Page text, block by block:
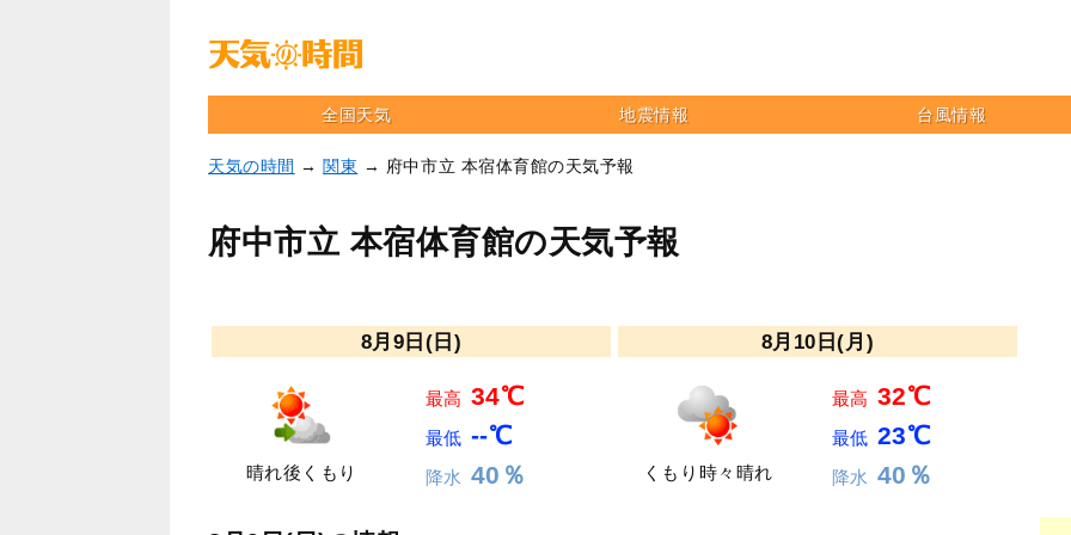
全国天気 地震情報 台風情報
天気の時間 → 関東 → 府中市立 本宿体育館の天気予報
府中市立 本宿体育館の天気予報
8月9日(日)
晴れ後くもり
最高 34℃
最低 --℃
降水 40％
8月10日(月)
くもり時々晴れ
最高 32℃
最低 23℃
降水 40％